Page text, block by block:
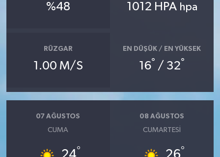
%48 1012 HPA hpa
RÜZGAR
1.00 M/S
EN DÜŞÜK / EN YÜKSEK
16° / 32°
07 AĞUSTOS
CUMA
°
08 AĞUSTOS
CUMARTESI
°